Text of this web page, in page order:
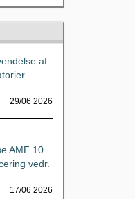
af
29/06 2026
AMF 10
vedr.
17/06 2026